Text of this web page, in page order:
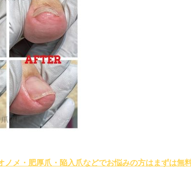
ノメ・肥厚爪・陥入爪などでお悩みの方はまずは無